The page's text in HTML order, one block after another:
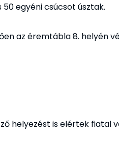
egyéni csúcsot úsztak.
az éremtábla 8. helyén
helyezést is elértek fiatal